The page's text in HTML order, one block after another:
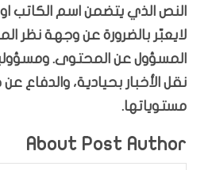
النص الذي يتضمن اسم الكاتب او
لايعبّر بالضرورة عن وجهة نظر
المسؤول عن المحتوى.
نقل الأخبار بحيادية، والدفاع
مستوياتها.
About Post Author